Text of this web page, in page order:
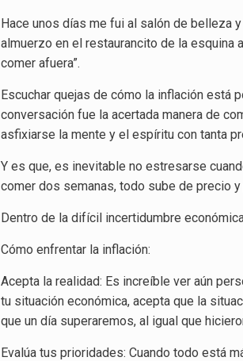
Hace unos días me fui al salón de belleza
almuerzo en el restaurancito de la esquina
comer afuera”.
Escuchar quejas de cómo la inflación está
conversación fue la acertada manera de
asfixiarse la mente y el espíritu con tanta
Y es que, es inevitable no estresarse
comer dos semanas, todo sube de precio
Dentro de la difícil incertidumbre
Cómo enfrentar la inflación:
Acepta la realidad: Es increíble ver aún
tu situación económica, acepta que la
que un día superaremos, al igual que
Evalúa tus prioridades: Cuando todo está